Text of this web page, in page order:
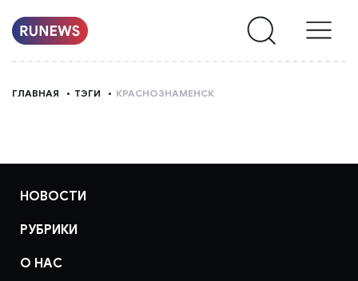
О
НАС
ГЛАВНАЯ ТЭГИ КРАСНОЗНАМЕНСК
НОВОСТИ
РУБРИКИ
О НАС